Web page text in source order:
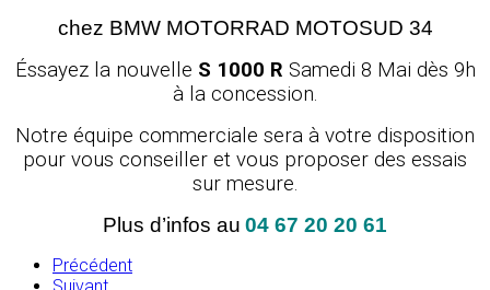
chez BMW MOTORRAD MOTOSUD 34
Éssayez la nouvelle S 1000 R Samedi 8 Mai dès 9h
à la concession.
Notre équipe commerciale sera à votre disposition
pour vous conseiller et vous proposer des essais
sur mesure.
Plus d’infos au 04 67 20 20 61
Précédent